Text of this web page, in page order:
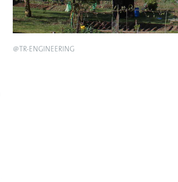
@TR-ENGINEERING